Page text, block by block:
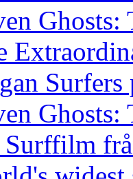
Ghosts:
Surfers
Ghosts: